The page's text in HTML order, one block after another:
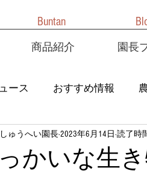
商品紹介 園長
Buntan
ース おすすめ情報
かいな生
しゅうへい園長2023年6月14日 読了時